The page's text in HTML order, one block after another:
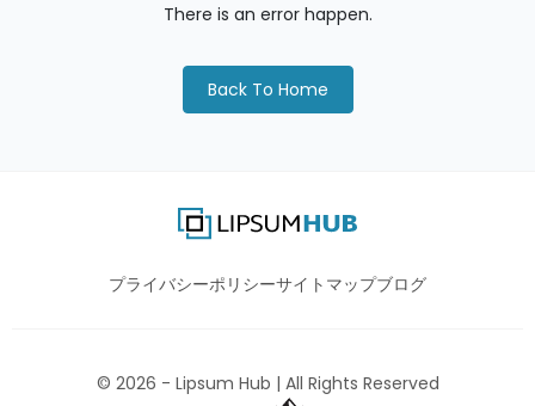
There is an error happen.
Back To Home
プライバシーポリシーサイトマップブログ
© 2026 - Lipsum Hub | All Rights Reserved